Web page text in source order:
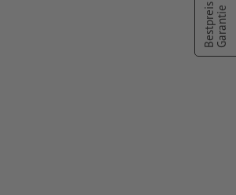
BestpreisGarantie